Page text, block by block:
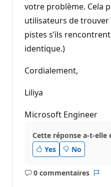
votre problème. Cela
utilisateurs de
pistes s’ils
identique.)
Cordialement,
Liliya
Microsoft Engineer
Cette réponse a-t-elle
Yes
No
0 commentaires
Aucun